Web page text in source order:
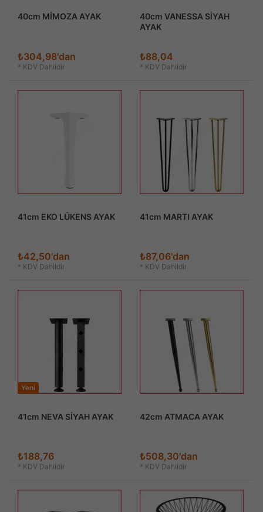
40cm MİMOZA AYAK
₺304,98'dan
* KDV Dahildir
40cm VANESSA SİYAH
AYAK
₺88,04
* KDV Dahildir
41cm EKO LÜKENS AYAK
₺42,50'dan
* KDV Dahildir
41cm MARTI AYAK
₺87,06'dan
* KDV Dahildir
Yeni
41cm NEVA SİYAH AYAK
₺188,76
* KDV Dahildir
42cm ATMACA AYAK
₺508,30'dan
* KDV Dahildir